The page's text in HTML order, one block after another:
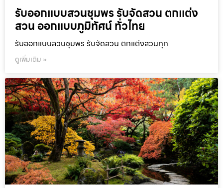
รับออกแบบสวนชุมพร รับจัดสวน ตกแต่ง
สวน ออกแบบภูมิทัศน์ ทั่วไทย
รับออกแบบสวนชุมพร รับจัดสวน ตกแต่งสวนทุก
ดูเพิ่มเติม »